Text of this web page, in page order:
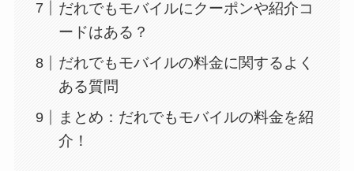
だれでもモバイルにクーポンや紹介コ
ードはある？
だれでもモバイルの料金に関するよく
ある質問
まとめ：だれでもモバイルの料金を紹
介！